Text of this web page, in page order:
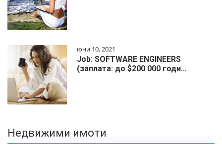
юни 10, 2021
Job: SOFTWARE ENGINEERS
(заплата: до $200 000 годи…
Недвижими имоти